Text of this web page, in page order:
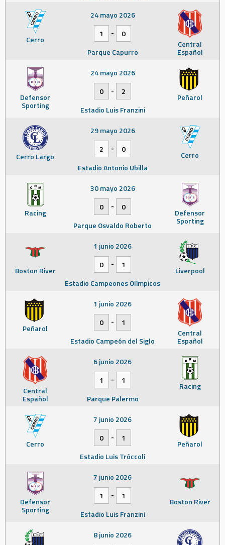
Cerro Central
Español
24 mayo 2026
1
-
0
Parque Capurro
Defensor
Sporting
Peñarol
24 mayo 2026
0
-
2
Estadio Luis Franzini
Cerro Largo Cerro
29 mayo 2026
2
-
0
Estadio Antonio Ubilla
Racing Defensor
Sporting
30 mayo 2026
0
-
0
Parque Osvaldo Roberto
Boston River Liverpool
1 junio 2026
0
-
1
Estadio Campeones Olímpicos
Peñarol Central
Español
1 junio 2026
0
-
1
Estadio Campeón del Siglo
Central
Español
Racing
6 junio 2026
1
-
1
Parque Palermo
Cerro Peñarol
7 junio 2026
0
-
1
Estadio Luis Tróccoli
Defensor
Sporting
Boston River
7 junio 2026
1
-
1
Estadio Luis Franzini
8 junio 2026